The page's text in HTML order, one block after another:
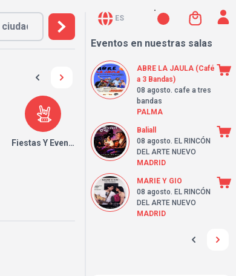
Fiestas Y Eventos
ES
Eventos en nuestras salas
ABRE LA JAULA (Café
a 3 Bandas)
08 agosto. cafe a tres
bandas
PALMA
Baliall
08 agosto. EL RINCÓN
DEL ARTE NUEVO
MADRID
MARIE Y GIO
08 agosto. EL RINCÓN
DEL ARTE NUEVO
MADRID